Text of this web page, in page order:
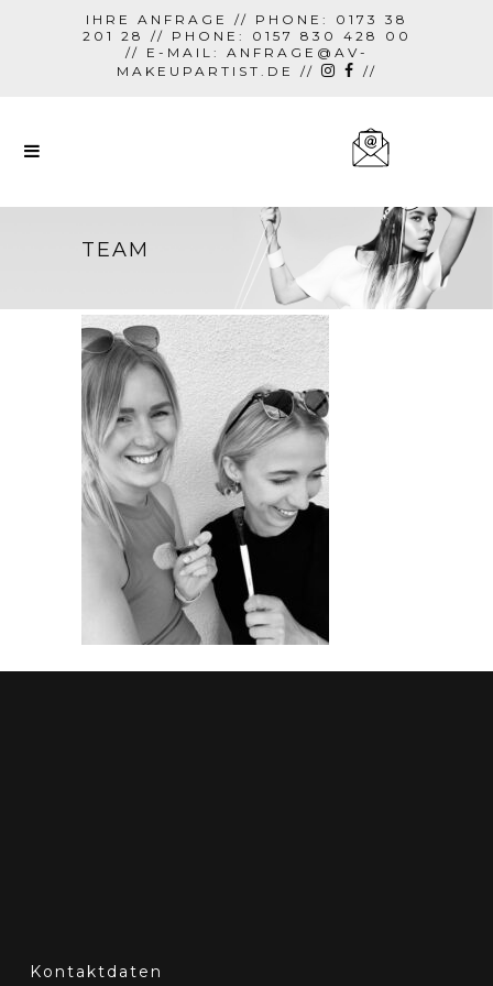
IHRE ANFRAGE // PHONE: 0173 38
201 28 // PHONE: 0157 830 428 00
// E-MAIL: ANFRAGE@AV-
MAKEUPARTIST.DE
// //
TEAM
Kontaktdaten